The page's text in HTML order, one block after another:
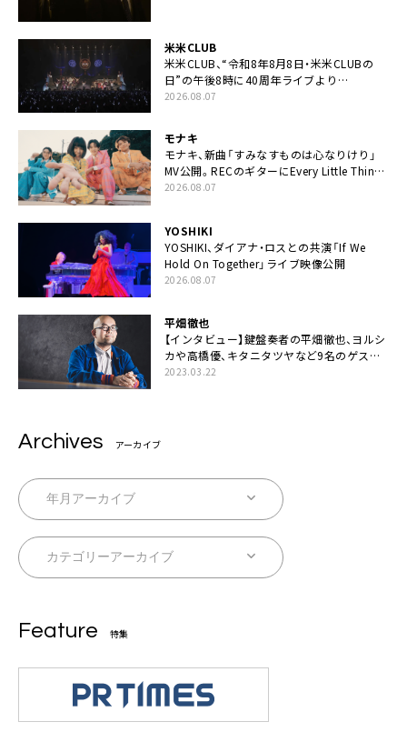
米米CLUB
米米CLUB、“令和8年8月8日・米米CLUBの
日”の午後8時に40周年ライブより
「FANtachy medley」を88年限定公開
2026.08.07
モナキ
モナキ、新曲「すみなすものは心なりけり」
MV公開。RECのギターにEvery Little Thing・
伊藤一朗参加も
2026.08.07
YOSHIKI
YOSHIKI、ダイアナ・ロスとの共演「If We
Hold On Together」ライブ映像公開
2026.08.07
平畑徹也
【インタビュー】鍵盤奏者の平畑徹也、ヨルシ
カや高橋優、キタニタツヤなど9名のゲスト
を迎えた初アルバムに音楽人生の総括「自分
2023.03.22
Archives アーカイブ
Feature 特集